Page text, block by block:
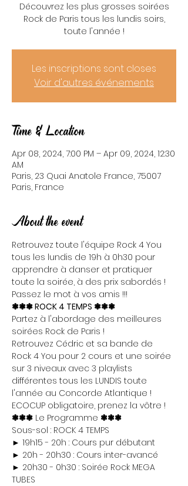
Découvrez les plus grosses soirées
Rock de Paris tous les lundis soirs,
toute l'année !
Les inscriptions sont closes
Voir d'autres événements
Time & Location
Apr 08, 2024, 7:00 PM – Apr 09, 2024, 12:30
AM
Paris, 23 Quai Anatole France, 75007
Paris, France
About the event
Retrouvez toute l'équipe Rock 4 You
tous les lundis de 19h à 0h30 pour
apprendre à danser et pratiquer
toute la soirée, à des prix sabordés !
Passez le mot à vos amis !!!
❃❃❃ ROCK 4 TEMPS ❃❃❃
Partez à l'abordage des meilleures
soirées Rock de Paris !
Retrouvez Cédric et sa bande de
Rock 4 You pour 2 cours et une soirée
sur 3 niveaux avec 3 playlists
différentes tous les LUNDIS toute
l'année au Concorde Atlantique !
ECOCUP obligatoire, prenez la vôtre !
❃❃❃ Le Programme ❃❃❃
Sous-sol : ROCK 4 TEMPS
► 19h15 - 20h : Cours pur débutant
► 20h - 20h30 : Cours inter-avancé
► 20h30 - 0h30 : Soirée Rock MEGA
TUBES